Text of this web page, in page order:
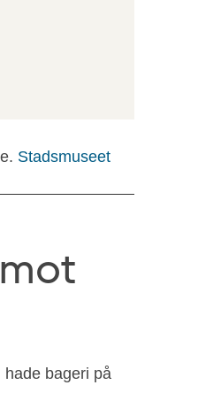
Stadsmuseet
hade bageri på